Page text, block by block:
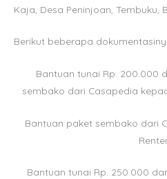
Kaja, Desa Peninjoan, Tembuku,
Berikut beberapa
Bantuan tunai Rp. 200.000
sembako dari Casapedia
Bantuan paket sembako dari
Bantuan tunai Rp. 250.000